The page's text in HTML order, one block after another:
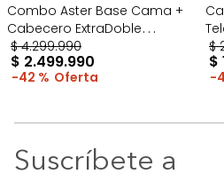
Combo Aster Base Cama +
Cabecero ExtraDoble
Taupe/Madera
$ 4.299.990
$ 2.499.990
42 %
$
$
Suscríbete a